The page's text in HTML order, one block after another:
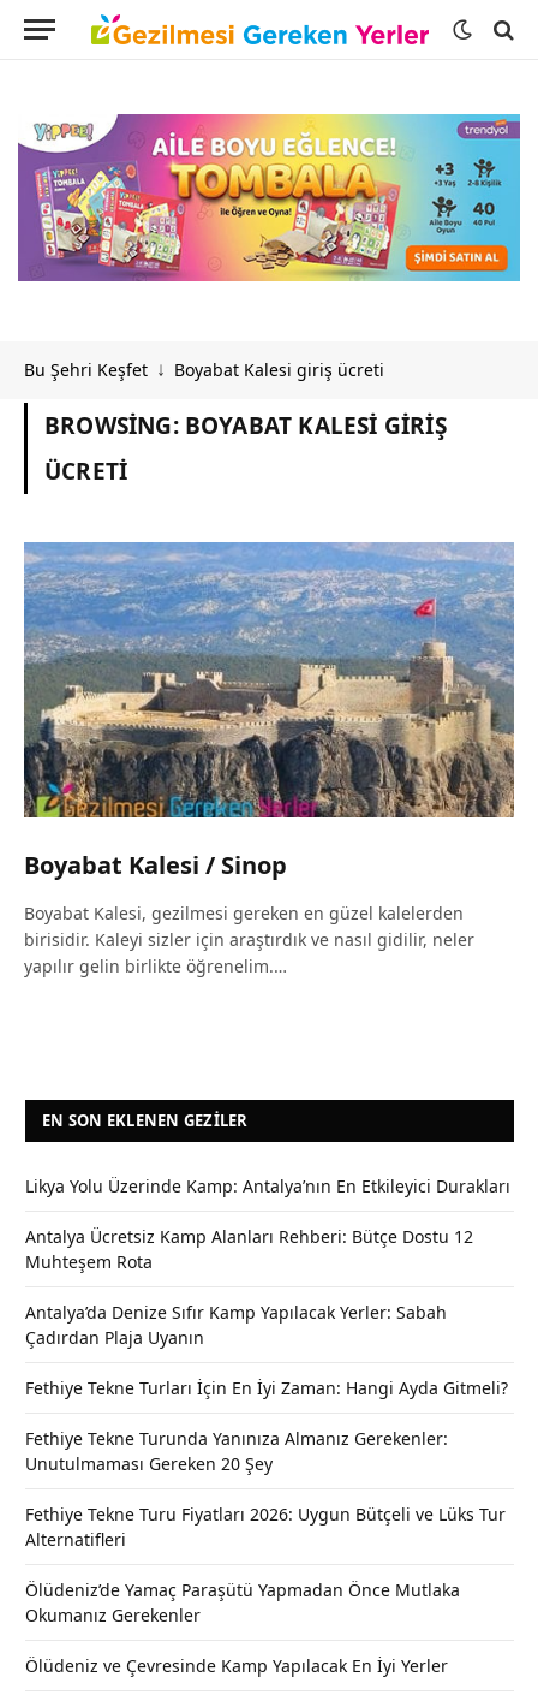
Bu Şehri Keşfet ↓ Boyabat Kalesi giriş ücreti
BROWSING: BOYABAT KALESI GIRIŞ
ÜCRETI
Boyabat Kalesi / Sinop
Boyabat Kalesi, gezilmesi gereken en güzel kalelerden
birisidir. Kaleyi sizler için araştırdık ve nasıl gidilir, neler
yapılır gelin birlikte öğrenelim.…
EN SON EKLENEN GEZILER
Likya Yolu Üzerinde Kamp: Antalya’nın En Etkileyici Durakları
Antalya Ücretsiz Kamp Alanları Rehberi: Bütçe Dostu 12
Muhteşem Rota
Antalya’da Denize Sıfır Kamp Yapılacak Yerler: Sabah
Çadırdan Plaja Uyanın
Fethiye Tekne Turları İçin En İyi Zaman: Hangi Ayda Gitmeli?
Fethiye Tekne Turunda Yanınıza Almanız Gerekenler:
Unutulmaması Gereken 20 Şey
Fethiye Tekne Turu Fiyatları 2026: Uygun Bütçeli ve Lüks Tur
Alternatifleri
Ölüdeniz’de Yamaç Paraşütü Yapmadan Önce Mutlaka
Okumanız Gerekenler
Ölüdeniz ve Çevresinde Kamp Yapılacak En İyi Yerler